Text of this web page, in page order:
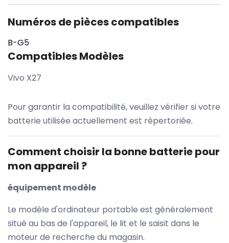
Numéros de pièces compatibles
B-G5
Compatibles Modèles
Vivo X27
Pour garantir la compatibilité, veuillez vérifier si votre
batterie utilisée actuellement est répertoriée.
Comment choisir la bonne batterie pour
mon appareil ?
équipement modèle
Le modèle d'ordinateur portable est généralement
situé au bas de l'appareil, le lit et le saisit dans le
moteur de recherche du magasin.